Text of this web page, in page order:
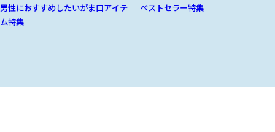
男性におすすめしたいがま口アイテ
ム特集
ベストセラー特集